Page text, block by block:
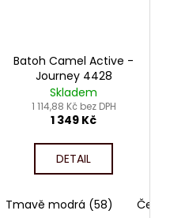
Písková (B00-25)
Batoh Camel Active -
Journey 4428
Skladem
1 114,88 Kč bez DPH
1 349 Kč
DETAIL
Tmavě modrá (58)